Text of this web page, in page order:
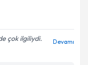
çok ilgiliydi.
Devamı